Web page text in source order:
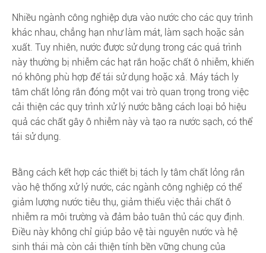
Nhiều ngành công nghiệp dựa vào nước cho các quy trình
khác nhau, chẳng hạn như làm mát, làm sạch hoặc sản
xuất. Tuy nhiên, nước được sử dụng trong các quá trình
này thường bị nhiễm các hạt rắn hoặc chất ô nhiễm, khiến
nó không phù hợp để tái sử dụng hoặc xả. Máy tách ly
tâm chất lỏng rắn đóng một vai trò quan trọng trong việc
cải thiện các quy trình xử lý nước bằng cách loại bỏ hiệu
quả các chất gây ô nhiễm này và tạo ra nước sạch, có thể
tái sử dụng.
Bằng cách kết hợp các thiết bị tách ly tâm chất lỏng rắn
vào hệ thống xử lý nước, các ngành công nghiệp có thể
giảm lượng nước tiêu thụ, giảm thiểu việc thải chất ô
nhiễm ra môi trường và đảm bảo tuân thủ các quy định.
Điều này không chỉ giúp bảo vệ tài nguyên nước và hệ
sinh thái mà còn cải thiện tính bền vững chung của